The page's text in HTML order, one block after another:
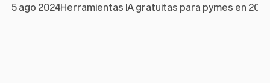
5 ago 2024Herramientas IA gratuitas para pymes en 2024